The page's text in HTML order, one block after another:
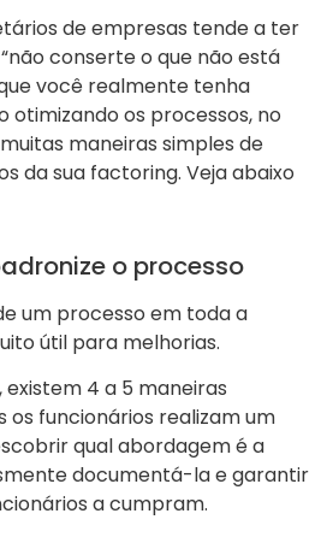
de empresas tende a ter
conserte o que não está
você realmente tenha
otimizando os processos, no
maneiras simples de
da sua factoring. Veja abaixo
o processo
um processo em toda a
útil para melhorias.
existem 4 a 5 maneiras
os funcionários realizam um
qual abordagem é a
documentá-la e garantir
a cumpram.